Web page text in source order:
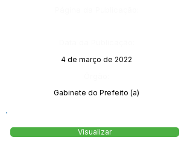
4 de março de 2022
Gabinete do Prefeito (a)
Visualizar